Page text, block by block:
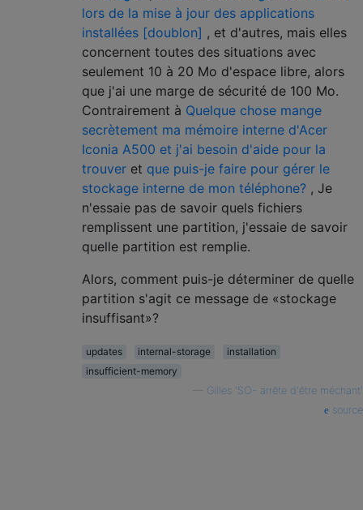
lors de la mise à jour des applications
installées [doublon] , et d'autres, mais elles
concernent toutes des situations avec
seulement 10 à 20 Mo d'espace libre, alors
que j'ai une marge de sécurité de 100 Mo.
Contrairement à Quelque chose mange
secrètement ma mémoire interne d'Acer
Iconia A500 et j'ai besoin d'aide pour la
trouver et que puis-je faire pour gérer le
stockage interne de mon téléphone? , Je
n'essaie pas de savoir quels fichiers
remplissent une partition, j'essaie de savoir
quelle partition est remplie.
Alors, comment puis-je déterminer de quelle
partition s'agit ce message de «stockage
insuffisant»?
updates internal-storage
installation
insufficient-memory
Gilles 'SO- arrête d'être méchant'
source